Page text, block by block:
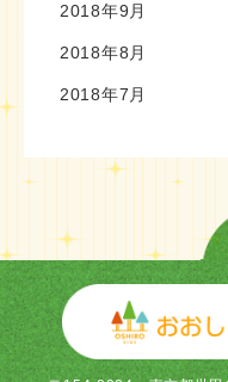
2018年9月
2018年8月
2018年7月